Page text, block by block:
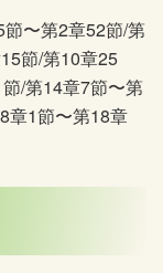
〜第2章52節/第
節/第10章25
/第14章7節〜第
章1節〜第18章